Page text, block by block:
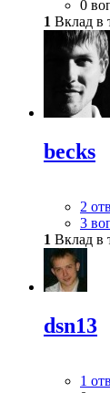
0
1 Вклад в
becks
2
3
1 Вклад в
dsn13
1